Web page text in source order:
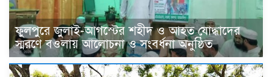
ফুলপুরে জুলাই-আগস্টের শহীদ ও আহত যোদ্ধাদের
স্মরণে বওলায় আলোচনা ও সংবর্ধনা অনুষ্ঠিত